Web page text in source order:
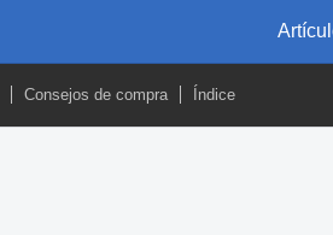
Consejos de compra Índice